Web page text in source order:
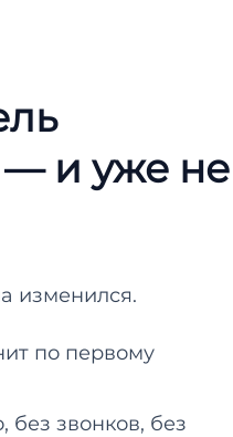
— и уже не
изменился.
по первому
без звонков, без